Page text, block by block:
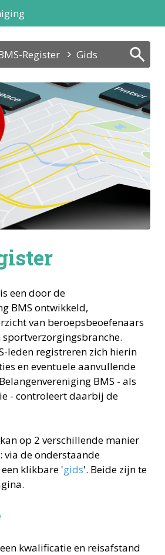
Register Gids
een door de
BMS ontwikkeld,
van beroepsbeoefenaars
sportverzorgingsbranche.
leden registreren zich hierin
en eventuele aanvullende
BMS - als
- controleert daarbij de
op 2 verschillende manier
via de onderstaande
klikbare 'gids'. Beide zijn te
kwalificatie en reisafstand